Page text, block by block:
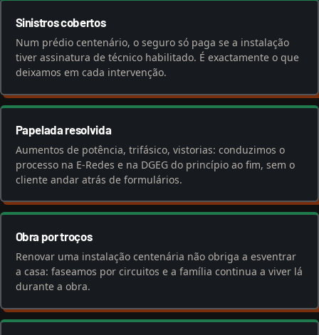
Sinistros cobertos
Num prédio centenário, o seguro só paga se a instalação
tiver assinatura de técnico habilitado. É exactamente o que
deixamos em cada intervenção.
Papelada resolvida
Aumentos de potência, trifásico, vistorias: conduzimos o
processo na E-Redes e na DGEG do princípio ao fim, sem o
cliente andar atrás de formulários.
Obra por troços
Renovar uma instalação centenária não obriga a esventrar
a casa: faseamos por circuitos e a família continua a viver lá
durante a obra.